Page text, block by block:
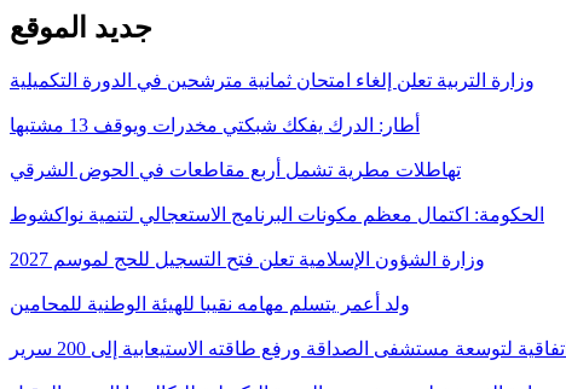
جديد الموقع
وزارة التربية تعلن إلغاء امتحان ثمانية مترشحين في الدورة التكميلية
أطار: الدرك يفكك شبكتي مخدرات ويوقف 13 مشتبها
تهاطلات مطرية تشمل أربع مقاطعات في الحوض الشرقي
الحكومة: اكتمال معظم مكونات البرنامج الاستعجالي لتنمية نواكشوط
وزارة الشؤون الإسلامية تعلن فتح التسجيل للحج لموسم 2027
ولد أعمر يتسلم مهامه نقيبا للهيئة الوطنية للمحامين
اتفاقية لتوسعة مستشفى الصداقة ورفع طاقته الاستيعابية إلى 200 سرير